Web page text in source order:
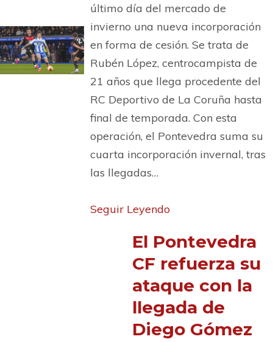
último día del mercado de
invierno una nueva incorporación
en forma de cesión. Se trata de
Rubén López, centrocampista de
21 años que llega procedente del
RC Deportivo de La Coruña hasta
final de temporada. Con esta
operación, el Pontevedra suma su
cuarta incorporación invernal, tras
las llegadas…
Seguir Leyendo
El Pontevedra
CF refuerza su
ataque con la
llegada de
Diego Gómez